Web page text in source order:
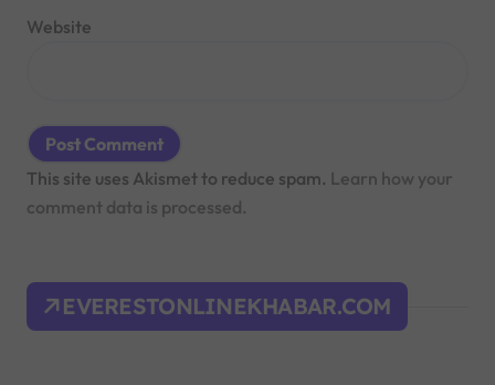
Website
This site uses Akismet to reduce spam. Learn how your
comment data is processed.
EVERESTONLINEKHABAR.COM